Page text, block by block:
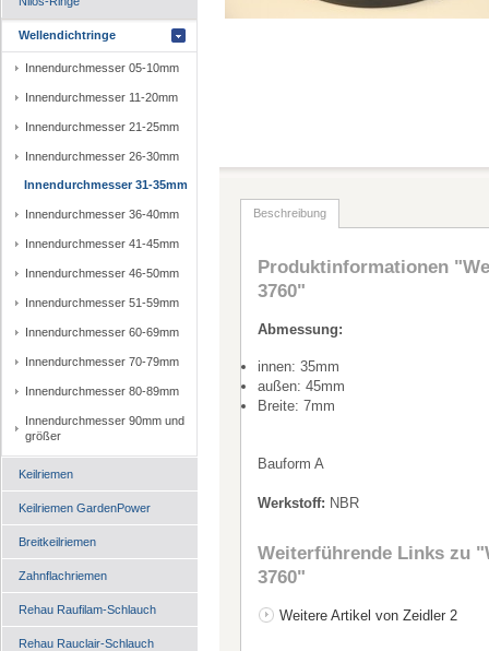
Wellendichtringe
Innendurchmesser 05-10mm
Innendurchmesser 11-20mm
Innendurchmesser 21-25mm
Innendurchmesser 26-30mm
Innendurchmesser 31-35mm
Innendurchmesser 36-40mm
Innendurchmesser 41-45mm
Innendurchmesser 46-50mm
Innendurchmesser 51-59mm
Innendurchmesser 60-69mm
Innendurchmesser 70-79mm
Innendurchmesser 80-89mm
Innendurchmesser 90mm und
größer
Keilriemen
Keilriemen GardenPower
Breitkeilriemen
Zahnflachriemen
Rehau Raufilam-Schlauch
Rehau Rauclair-Schlauch
Beschreibung
Produktinformationen
3760"
Abmessung:
innen: 35mm
außen: 45mm
Breite: 7mm
Bauform A
Werkstoff: NBR
Weiterführende Links zu
3760"
Weitere Artikel von Zeidler 2